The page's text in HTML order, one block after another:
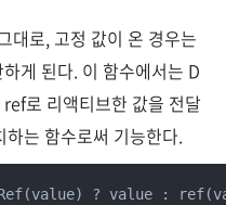
대로, 고정 값이 온 경우는
게 된다. 이 함수에서는 D
로 리액티브한 값을 전달
는 함수로써 기능한다.
? value :